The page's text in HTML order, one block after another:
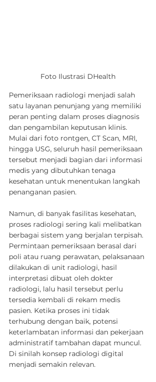
Foto Ilustrasi DHealth
Pemeriksaan radiologi menjadi salah
satu layanan penunjang yang memiliki
peran penting dalam proses diagnosis
dan pengambilan keputusan klinis.
Mulai dari foto rontgen, CT Scan, MRI,
hingga USG, seluruh hasil pemeriksaan
tersebut menjadi bagian dari informasi
medis yang dibutuhkan tenaga
kesehatan untuk menentukan langkah
penanganan pasien.
Namun, di banyak fasilitas kesehatan,
proses radiologi sering kali melibatkan
berbagai sistem yang berjalan terpisah.
Permintaan pemeriksaan berasal dari
poli atau ruang perawatan, pelaksanaan
dilakukan di unit radiologi, hasil
interpretasi dibuat oleh dokter
radiologi, lalu hasil tersebut perlu
tersedia kembali di rekam medis
pasien. Ketika proses ini tidak
terhubung dengan baik, potensi
keterlambatan informasi dan pekerjaan
administratif tambahan dapat muncul.
Di sinilah konsep radiologi digital
menjadi semakin relevan.